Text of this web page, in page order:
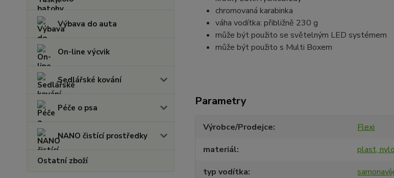
Výbava do auta
On-line výcvik
Sedlářské kování
Péče o psa
NANO čistící prostředky
Ostatní zboží
chromovaná karabinka
váha vodítka: přibližně 230 g
může být použito se světelným LED systémem
může být použito s Multi Boxem
Parametry
Výrobce/Prodejce
Flexi
materiál
plast,
typ vodítka